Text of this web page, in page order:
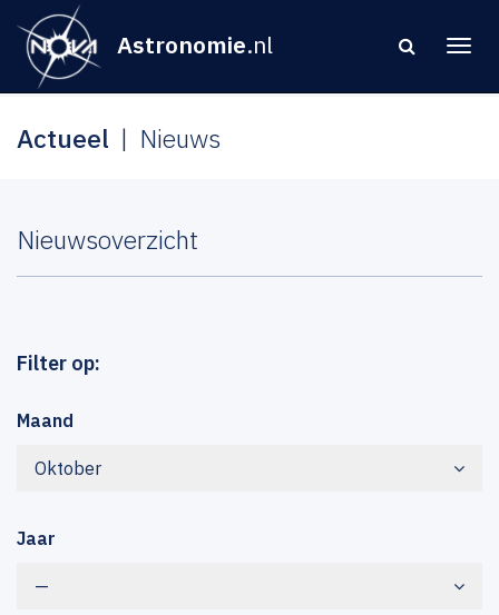
Astronomie.nl
Actueel Nieuws
Nieuwsoverzicht
Filter op:
Maand
Oktober
Jaar
—